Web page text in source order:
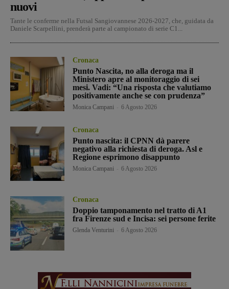
nuovi
Tante le conferme nella Futsal Sangiovannese 2026-2027, che, guidata da
Daniele Scarpellini, prenderà parte al campionato di serie C1...
Cronaca
Punto Nascita, no alla deroga ma il
Ministero apre al monitoraggio di sei
mesi. Vadi: “Una risposta che valutiamo
positivamente anche se con prudenza”
Monica Campani 6 Agosto 2026
Cronaca
Punto nascita: il CPNN dà parere
negativo alla richiesta di deroga. Asl e
Regione esprimono disappunto
Monica Campani 6 Agosto 2026
Cronaca
Doppio tamponamento nel tratto di A1
fra Firenze sud e Incisa: sei persone ferite
Glenda Venturini 6 Agosto 2026